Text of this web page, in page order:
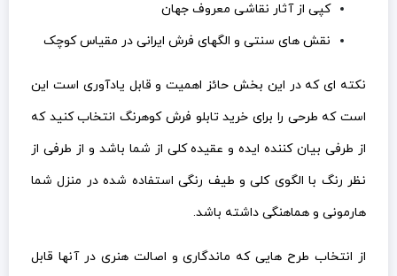
کپی از آثار نقاشی معروف جهان
نقش های سنتی و الگهای فرش ایرانی در مقیاس کوچک
نکته ای که در این بخش حائز اهمیت و قابل یادآوری است این
است که طرحی را برای خرید تابلو فرش کوهرنگ انتخاب کنید که
از طرفی بیان کننده ایده و عقیده کلی از شما باشد و از طرفی از
نظر رنگ با الگوی کلی و طیف رنگی استفاده شده در منزل شما
هارمونی و هماهنگی داشته باشد.
از انتخاب طرح هایی که ماندگاری و اصالت هنری در آنها قابل